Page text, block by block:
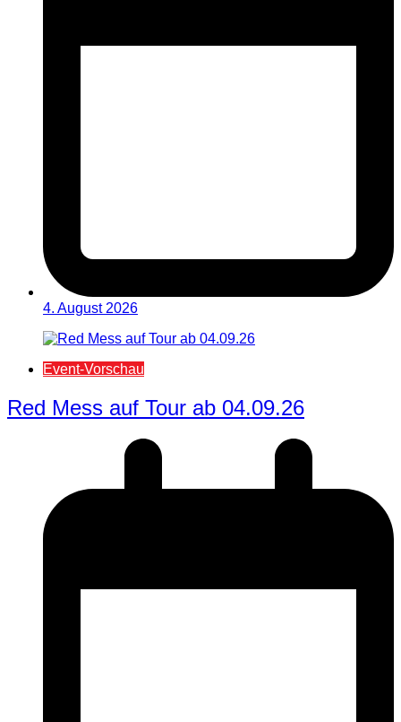
4. August 2026
Event-Vorschau
Red Mess auf Tour ab 04.09.26